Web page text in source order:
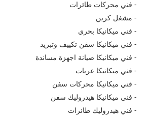
- فني محركات طائرات
- مشغل كرين
- فني ميكانيكا بحري
- فني ميكانيكا سفن تكييف وتبريد
- فني ميكانيكا صيانة اجهزة مساندة
- فني ميكانيكا عربات
- فني ميكانيكا محركات سفن
- فني ميكانيكا هيدروليك سفن
- فني هيدروليك طائرات